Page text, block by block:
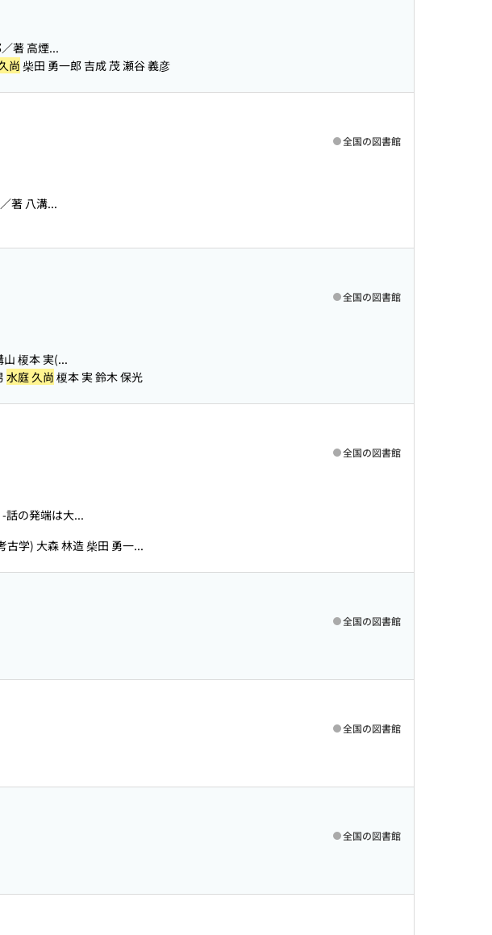
著 高煙...
尚 柴田 勇一郎 吉成 茂 瀬谷 義彦
全国の図書館
著 八溝...
全国の図書館
榎本 実(...
水庭 久尚 榎本 実 鈴木 保光
全国の図書館
話の発端は大...
古学) 大森 林造 柴田 勇一...
全国の図書館
全国の図書館
全国の図書館